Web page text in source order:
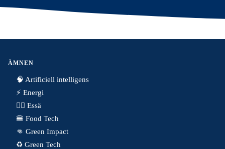
ÄMNEN
🧠 Artificiell intelligens
⚡️ Energi
✍🏼 Essä
🍔 Food Tech
👊 Green Impact
♻️ Green Tech